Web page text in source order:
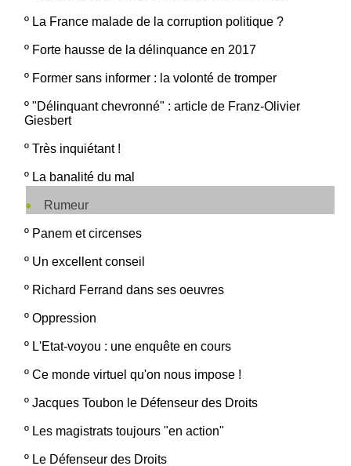
º La France malade de la corruption politique ?
º Forte hausse de la délinquance en 2017
º Former sans informer : la volonté de tromper
º "Délinquant chevronné" : article de Franz-Olivier
Giesbert
º Très inquiétant !
º La banalité du mal
Rumeur
º Panem et circenses
º Un excellent conseil
º Richard Ferrand dans ses oeuvres
º Oppression
º L'Etat-voyou : une enquête en cours
º Ce monde virtuel qu'on nous impose !
º Jacques Toubon le Défenseur des Droits
º Les magistrats toujours "en action"
º Le Défenseur des Droits